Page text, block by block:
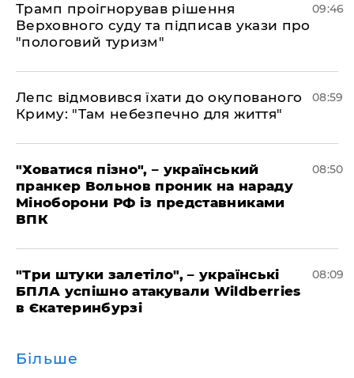
Трамп проігнорував рішення
Верховного суду та підписав укази про
"пологовий туризм"
09:46
Лепс відмовився їхати до окупованого
Криму: "Там небезпечно для життя"
08:59
"Ховатися пізно", – український
пранкер Вольнов проник на нараду
Міноборони РФ із представниками
ВПК
08:50
"Три штуки залетіло", – українські
БПЛА успішно атакували Wildberries
в Єкатеринбурзі
08:09
Більше